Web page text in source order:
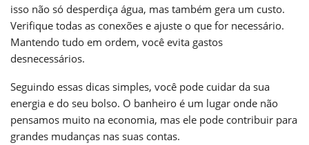
isso não só desperdiça água, mas também gera um custo.
Verifique todas as conexões e ajuste o que for necessário.
Mantendo tudo em ordem, você evita gastos
desnecessários.
Seguindo essas dicas simples, você pode cuidar da sua
energia e do seu bolso. O banheiro é um lugar onde não
pensamos muito na economia, mas ele pode contribuir para
grandes mudanças nas suas contas.